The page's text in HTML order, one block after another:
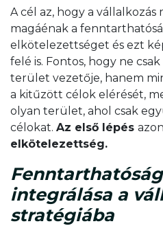
A cél az, hogy a
magáénak a
elkötelezettséget és ezt
felé is. Fontos, hogy ne
terület vezetője, hanem
a kitűzött célok elérését,
olyan terület, ahol csak
célokat. Az első lépés
elkötelezettség.
integrálása a
stratégiába